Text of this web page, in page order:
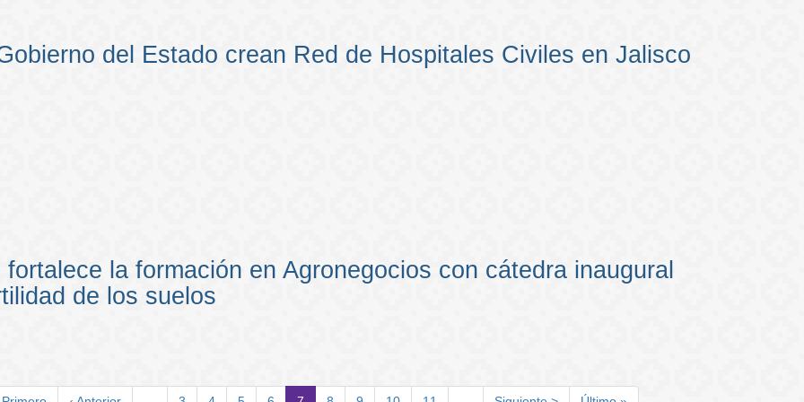
del Estado crean Red de Hospitales Civiles en Jalisco
la formación en Agronegocios con cátedra inaugural
de los suelos